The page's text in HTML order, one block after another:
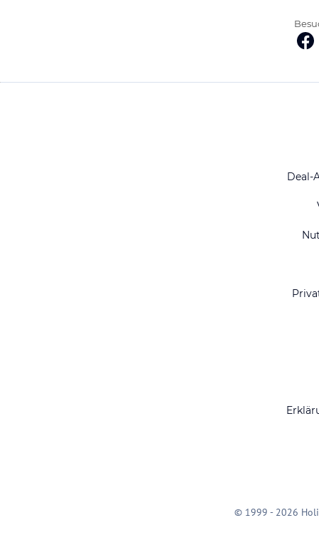
Deal-
© 1999 - 2026